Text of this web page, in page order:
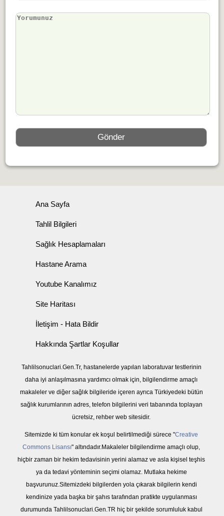
Ana Sayfa
Tahlil Bilgileri
Sağlık Hesaplamaları
Hastane Arama
Youtube Kanalımız
Site Haritası
İletişim - Hata Bildir
Hakkında Şartlar Koşullar
Tahlilsonuclari.Gen.Tr, hastanelerde yapılan laboratuvar testlerinin
daha iyi anlaşılmasına yardımcı olmak için, bilgilendirme amaçlı
makaleler ve diğer sağlık bilgileride içeren ayrıca Türkiyedeki bütün
sağlık kurumlarının adres, telefon bilgilerini veri tabanında toplayan
ücretsiz, rehber web sitesidir.
Sitemizde ki tüm konular ek koşul belirtilmediği sürece "Creative
Commons Lisansı" altındadır.Makaleler bilgilendirme amaçlı olup,
hiçbir zaman bir hekim tedavisinin yerini alamaz ve asla kişisel teşhis
ya da tedavi yönteminin seçimi olamaz. Mutlaka hekime
başvurunuz.Sitemizdeki bilgilerden yola çıkarak bilgilerin kendi
kendinize yada başka bir şahıs tarafından pratikte uygulanması
durumunda Tahlilsonuclari.Gen.TR hiç bir şekilde sorumluluk kabul